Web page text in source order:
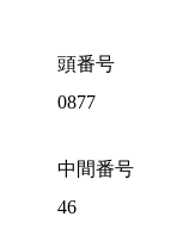
頭番号
0877
中間番号
46